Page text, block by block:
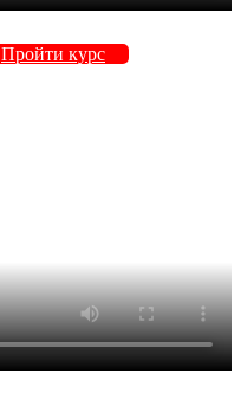
Пройти курс